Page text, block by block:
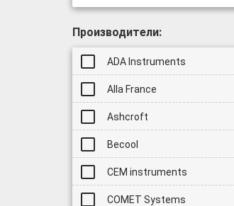
Производители:
ADA Instruments
Alla France
Ashcroft
Becool
CEM instruments
COMET Systems